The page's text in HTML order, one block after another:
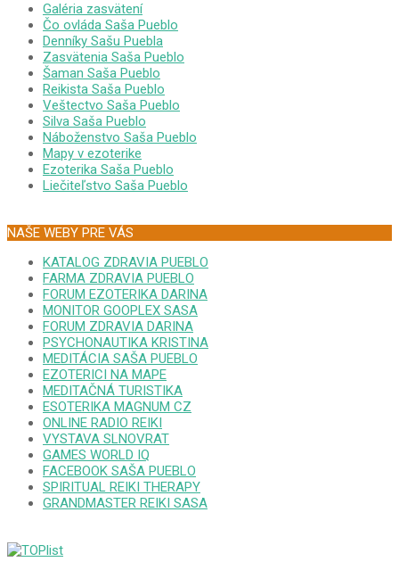
Galéria zasvätení
Čo ovláda Saša Pueblo
Denníky Sašu Puebla
Zasvätenia Saša Pueblo
Šaman Saša Pueblo
Reikista Saša Pueblo
Veštectvo Saša Pueblo
Silva Saša Pueblo
Náboženstvo Saša Pueblo
Mapy v ezoterike
Ezoterika Saša Pueblo
Liečiteľstvo Saša Pueblo
NAŠE WEBY PRE VÁS
KATALOG ZDRAVIA PUEBLO
FARMA ZDRAVIA PUEBLO
FORUM EZOTERIKA DARINA
MONITOR GOOPLEX SASA
FORUM ZDRAVIA DARINA
PSYCHONAUTIKA KRISTINA
MEDITÁCIA SAŠA PUEBLO
EZOTERICI NA MAPE
MEDITAČNÁ TURISTIKA
ESOTERIKA MAGNUM CZ
ONLINE RADIO REIKI
VYSTAVA SLNOVRAT
GAMES WORLD IQ
FACEBOOK SAŠA PUEBLO
SPIRITUAL REIKI THERAPY
GRANDMASTER REIKI SASA